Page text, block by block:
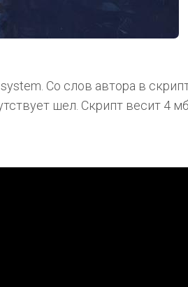
Со слов автора в
шел. Скрипт весит 4